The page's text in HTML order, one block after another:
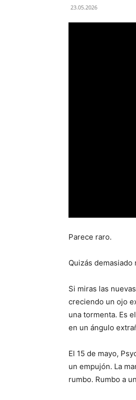
23.05.2026
Parece raro.
Quizás demasiado
Si miras las
creciendo un ojo
una tormenta. Es
en un ángulo
El 15 de mayo,
un empujón. La
rumbo. Rumbo a